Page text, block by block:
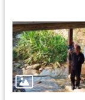
究
學
習
資